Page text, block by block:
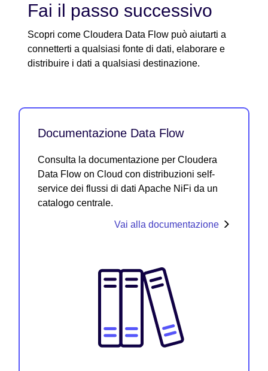
Fai il passo successivo
Scopri come Cloudera Data Flow può aiutarti a
connetterti a qualsiasi fonte di dati, elaborare e
distribuire i dati a qualsiasi destinazione.
Documentazione Data Flow
Consulta la documentazione per Cloudera
Data Flow on Cloud con distribuzioni self-
service dei flussi di dati Apache NiFi da un
catalogo centrale.
Vai alla documentazione